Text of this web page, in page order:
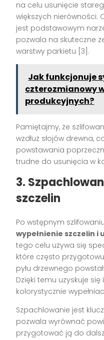
na celu usunięcie
większych nierówności.
jest podstawowym
pozwala na skuteczne
warstwy parkietu [3].
Jak funkcjonuje
czterozmianowy
produkcyjnych?
Pamiętajmy, że
wzdłuż słojów drewna,
powstawania
trudne do usunięcia w
3.
szczelin
Po wstępnym
wypełnienie szczelin i
tego celu używa się
które często
pyłu drzewnego
Dzięki temu uzyskuje
kolorystycznie
Szpachlowanie jest
pozwala wyrównać
przygotować ją do